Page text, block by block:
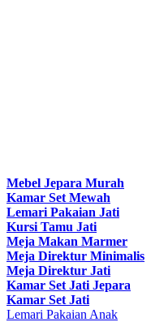
Mebel Jepara Murah
Kamar Set Mewah
Lemari Pakaian Jati
Kursi Tamu Jati
Meja Makan Marmer
Meja Direktur Minimalis
Meja Direktur Jati
Kamar Set Jati Jepara
Kamar Set Jati
Lemari Pakaian Anak